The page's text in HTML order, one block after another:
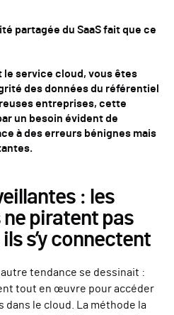
partagée du SaaS fait que ce
le service cloud, vous êtes
des données du référentiel
entreprises, cette
un besoin évident de
à des erreurs bénignes mais
: les
piratent pas
s’y connectent
tendance se dessinait :
tout en œuvre pour accéder
le cloud. La méthode la